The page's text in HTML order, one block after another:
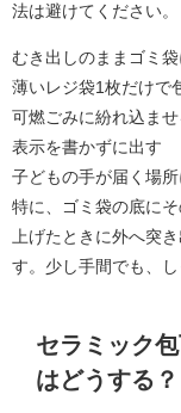
法は避けてください。
むき出しのままゴミ袋
薄いレジ袋1枚だけで
可燃ごみに紛れ込ませ
表示を書かずに出す
子どもの手が届く場
特に、ゴミ袋の底に
上げたときに外へ突
す。少し手間でも、
セラミック
はどうする？